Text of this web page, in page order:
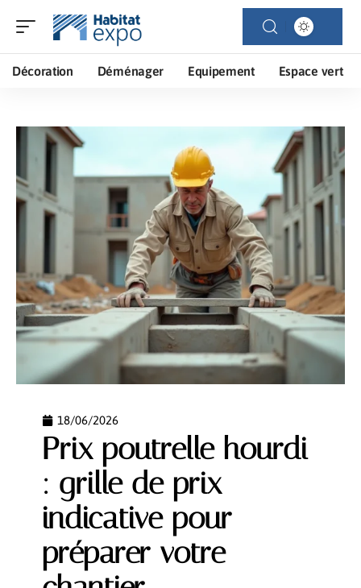
Décoration Déménager Equipement Espace vert
18/06/2026
Prix poutrelle hourdi
: grille de prix
indicative pour
préparer votre